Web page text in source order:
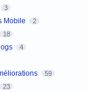
3
Mobile 2
18
4
59
23